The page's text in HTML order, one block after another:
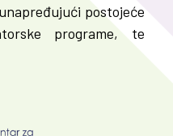
postojeće
programe, te